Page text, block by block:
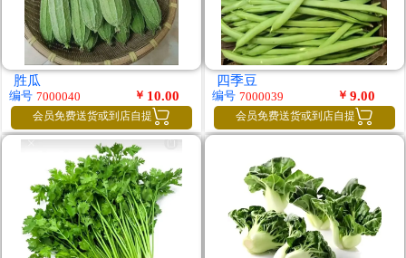
胜瓜
编号 7000040 ￥ 10.00
会员免费送货或到店自提 
四季豆
编号 7000039 ￥ 9.00
会员免费送货或到店自提 